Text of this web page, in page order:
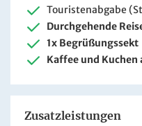
Touristenabgabe
Durchgehende
1x Begrüßungssekt
Kaffee und Kuchen
Zusatzleistungen